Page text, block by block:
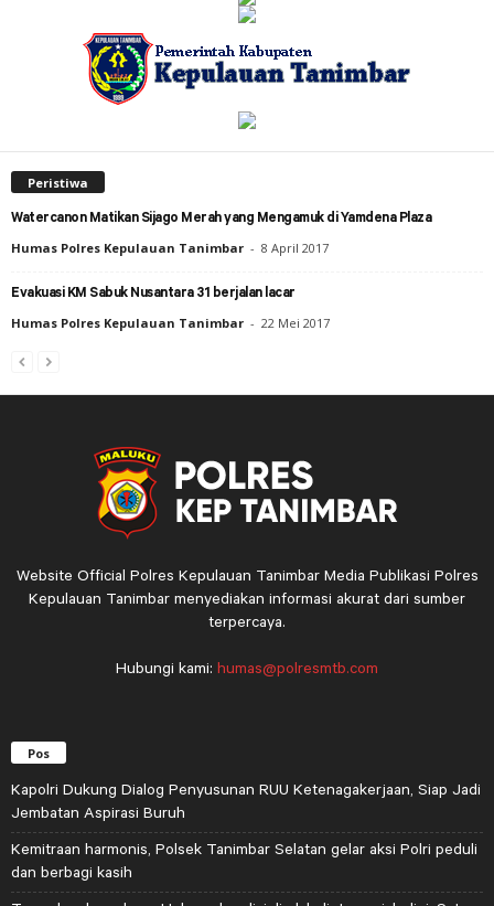
Peristiwa
Watercanon Matikan Sijago Merah yang Mengamuk di Yamdena Plaza
Humas Polres Kepulauan Tanimbar - 8 April 2017
Evakuasi KM Sabuk Nusantara 31 berjalan lacar
Humas Polres Kepulauan Tanimbar - 22 Mei 2017
Website Official Polres Kepulauan Tanimbar Media Publikasi Polres
Kepulauan Tanimbar menyediakan informasi akurat dari sumber
terpercaya.
Hubungi kami: humas@polresmtb.com
Pos
Kapolri Dukung Dialog Penyusunan RUU Ketenagakerjaan, Siap Jadi
Jembatan Aspirasi Buruh
Kemitraan harmonis, Polsek Tanimbar Selatan gelar aksi Polri peduli
dan berbagi kasih